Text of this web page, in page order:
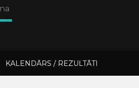
KALENDĀRS / REZULTĀTI